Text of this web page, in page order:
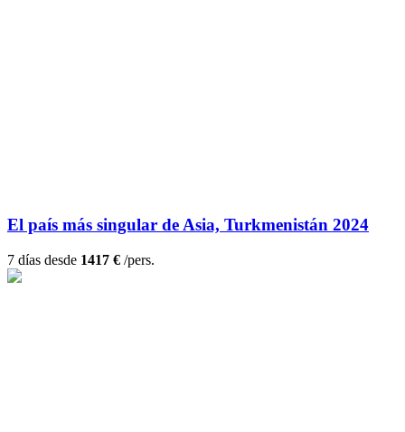
El país más singular de Asia, Turkmenistán 2024
7 días desde 1417 € /pers.